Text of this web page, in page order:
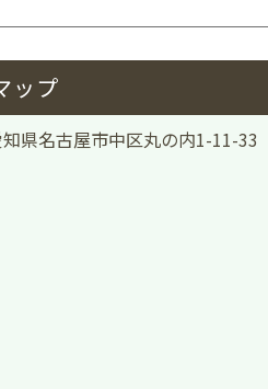
ップ
県名古屋市中区丸の内1-11-33